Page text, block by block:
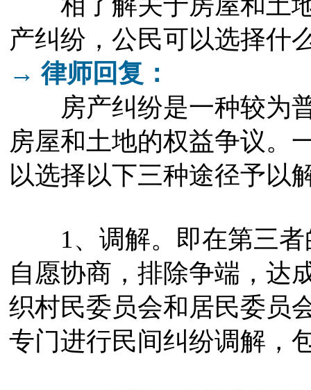
产纠纷，公民可以选择什
→ 律师回复：
房产纠纷是一种较为普
房屋和土地的权益争议。
以选择以下三种途径予以
1、调解。即在第三者
自愿协商，排除争端，达
织村民委员会和居民委员
专门进行民间纠纷调解，